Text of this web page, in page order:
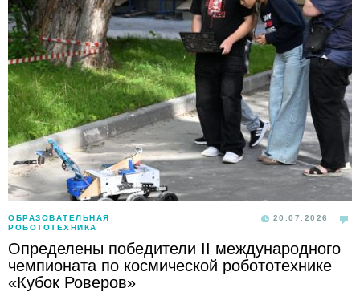
ОБРАЗОВАТЕЛЬНАЯ
РОБОТОТЕХНИКА
20.07.2026
Определены победители II международного
чемпионата по космической робототехнике
«Кубок Роверов»